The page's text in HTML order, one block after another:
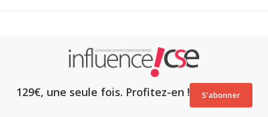
129€, une seule fois. Profitez-en ! S’abonner